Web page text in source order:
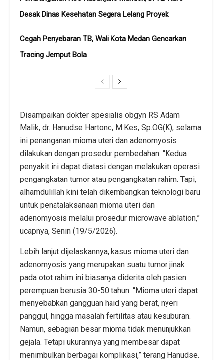
Desak Dinas Kesehatan Segera Lelang Proyek
Cegah Penyebaran TB, Wali Kota Medan Gencarkan
Tracing Jemput Bola
Disampaikan dokter spesialis obgyn RS Adam
Malik, dr. Hanudse Hartono, M.Kes, Sp.OG(K), selama
ini penanganan mioma uteri dan adenomyosis
dilakukan dengan prosedur pembedahan. “Kedua
penyakit ini dapat diatasi dengan melakukan operasi
pengangkatan tumor atau pengangkatan rahim. Tapi,
alhamdulillah kini telah dikembangkan teknologi baru
untuk penatalaksanaan mioma uteri dan
adenomyosis melalui prosedur microwave ablation,”
ucapnya, Senin (19/5/2026).
Lebih lanjut dijelaskannya, kasus mioma uteri dan
adenomyosis yang merupakan suatu tumor jinak
pada otot rahim ini biasanya diderita oleh pasien
perempuan berusia 30-50 tahun. “Mioma uteri dapat
menyebabkan gangguan haid yang berat, nyeri
panggul, hingga masalah fertilitas atau kesuburan.
Namun, sebagian besar mioma tidak menunjukkan
gejala. Tetapi ukurannya yang membesar dapat
menimbulkan berbagai komplikasi,” terang Hanudse.